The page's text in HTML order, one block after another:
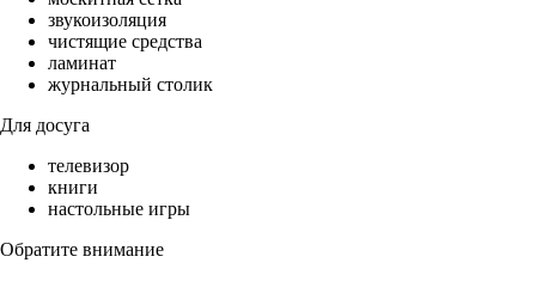
звукоизоляция
чистящие средства
ламинат
журнальный столик
Для досуга
телевизор
книги
настольные игры
Обратите внимание